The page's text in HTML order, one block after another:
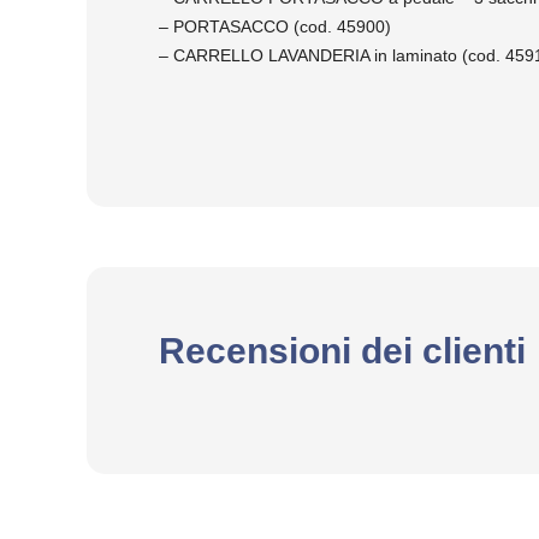
– PORTASACCO (cod. 45900)
– CARRELLO LAVANDERIA in laminato (cod.
Recensioni dei clienti